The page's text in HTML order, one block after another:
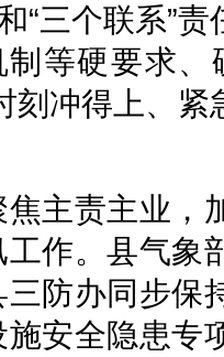
“三个联系”
制等硬要求
刻冲得上、
主责主业，
作。县气象
防办同步保
安全隐患专